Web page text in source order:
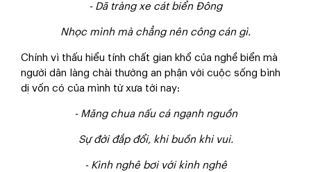
- Dã tràng xe cát biển Đông
Nhọc mình mà chẳng nên công cán gì.
Chính vì thấu hiểu tính chất gian khổ của nghề biển mà
người dân làng chài thường an phận với cuộc sống bình
dị vốn có của mình từ xưa tới nay:
- Măng chua nấu cá ngạnh nguồn
Sự đời đắp đổi, khi buồn khi vui.
- Kình nghê bơi với kình nghê